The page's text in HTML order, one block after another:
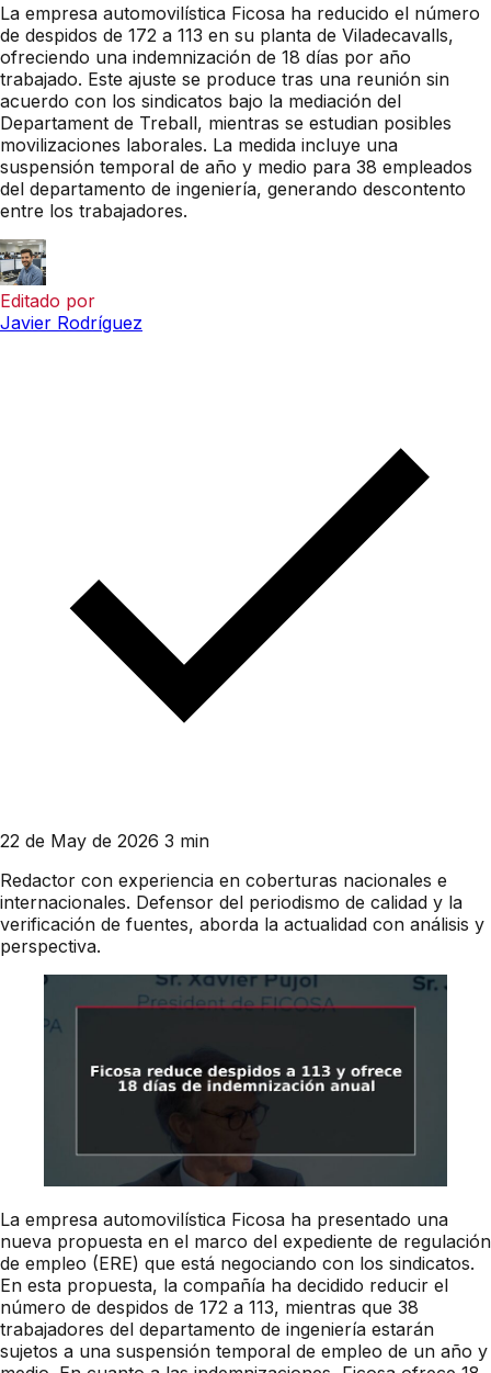
La empresa automovilística Ficosa ha reducido el número
de despidos de 172 a 113 en su planta de Viladecavalls,
ofreciendo una indemnización de 18 días por año
trabajado. Este ajuste se produce tras una reunión sin
acuerdo con los sindicatos bajo la mediación del
Departament de Treball, mientras se estudian posibles
movilizaciones laborales. La medida incluye una
suspensión temporal de año y medio para 38 empleados
del departamento de ingeniería, generando descontento
entre los trabajadores.
Editado por
Javier Rodríguez
22 de May de 2026 3 min
Redactor con experiencia en coberturas nacionales e
internacionales. Defensor del periodismo de calidad y la
verificación de fuentes, aborda la actualidad con análisis y
perspectiva.
La empresa automovilística Ficosa ha presentado una
nueva propuesta en el marco del expediente de regulación
de empleo (ERE) que está negociando con los sindicatos.
En esta propuesta, la compañía ha decidido reducir el
número de despidos de 172 a 113, mientras que 38
trabajadores del departamento de ingeniería estarán
sujetos a una suspensión temporal de empleo de un año y